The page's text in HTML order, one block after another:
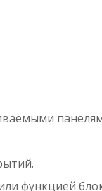
функцией